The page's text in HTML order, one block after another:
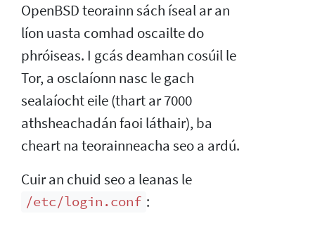
OpenBSD teorainn sách íseal ar an
líon uasta comhad oscailte do
phróiseas. I gcás deamhan cosúil le
Tor, a osclaíonn nasc le gach
sealaíocht eile (thart ar 7000
athsheachadán faoi láthair), ba
cheart na teorainneacha seo a ardú.
Cuir an chuid seo a leanas le
/etc/login.conf :